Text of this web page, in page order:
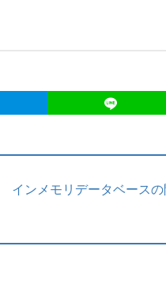
インメモリデータベース